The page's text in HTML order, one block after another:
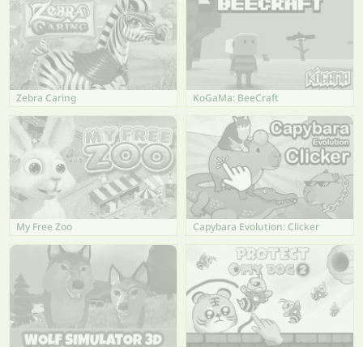
Zebra Caring KoGaMa: BeeCraft
My Free Zoo Capybara Evolution: Clicker